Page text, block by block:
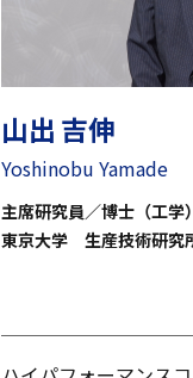
山出 吉伸
Yoshinobu Yamade
主席研究員／博士（工学）
東京大学 生産技術研